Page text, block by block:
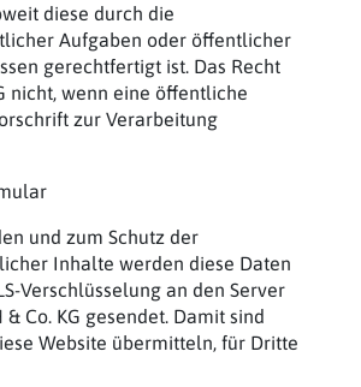
diese durch die
Aufgaben oder öffentlicher
gerechtfertigt ist. Das Recht
nicht, wenn eine öffentliche
zur Verarbeitung
und zum Schutz der
Inhalte werden diese Daten
Verschlüsselung an den Server
Co. KG gesendet. Damit sind
Website übermitteln, für Dritte